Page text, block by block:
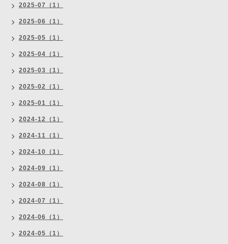
2025-07（1）
2025-06（1）
2025-05（1）
2025-04（1）
2025-03（1）
2025-02（1）
2025-01（1）
2024-12（1）
2024-11（1）
2024-10（1）
2024-09（1）
2024-08（1）
2024-07（1）
2024-06（1）
2024-05（1）